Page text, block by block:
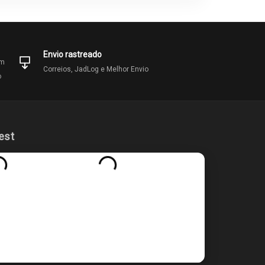
Envio rastreado
Correios, JadLog e Melhor Envio